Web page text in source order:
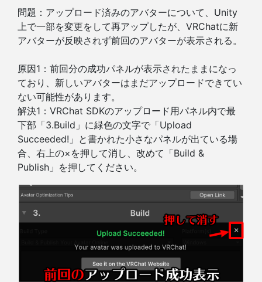
問題：アップロード済みのアバターについて、Unity
上で一部を変更をして再アップしたが、VRChatに新
アバターが反映されず前回のアバターが表示される。
原因1：前回分の成功パネルが表示されたままになっ
ており、新しいアバターはまだアップロードできてい
ない可能性があります。
解決1：VRChat SDKのアップロード用パネル内で最
下部「3.Build」に緑色の文字で「Upload
Succeeded!」と書かれた小さなパネルが出ている場
合、右上の×を押して消し、改めて「Build &
Publish」を押してください。